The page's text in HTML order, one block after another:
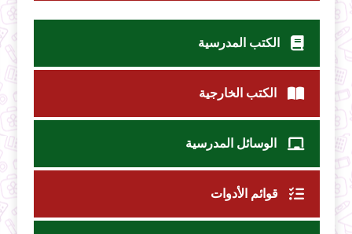
الكتب المدرسية
الكتب الخارجية
الوسائل المدرسية
قوائم الأدوات